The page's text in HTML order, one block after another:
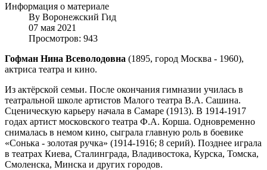
Информация о материале
By Воронежский Гид
07 мая 2021
Просмотров: 943
Гофман Нина Всеволодовна (1895, город Москва - 1960),
актриса театра и кино.
Из актёрской семьи. После окончания гимназии училась в
театральной школе артистов Малого театра В.А. Сашина.
Сценическую карьеру начала в Самаре (1913). В 1914-1917
годах артист московского театра Ф.А. Корша. Одновременно
снималась в немом кино, сыграла главную роль в боевике
«Сонька - золотая ручка» (1914-1916; 8 серий). Позднее играла
в театрах Киева, Сталинграда, Владивостока, Курска, Томска,
Смоленска, Минска и других городов.